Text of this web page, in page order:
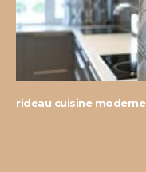
rideau cuisine moderne